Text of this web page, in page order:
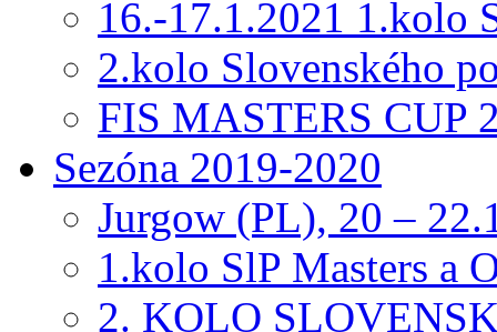
16.-17.1.2021 1.kolo
2.kolo Slovenského
FIS MASTERS CUP
Sezóna 2019-2020
Jurgow (PL), 20 –
1.kolo SlP Masters a
2. KOLO